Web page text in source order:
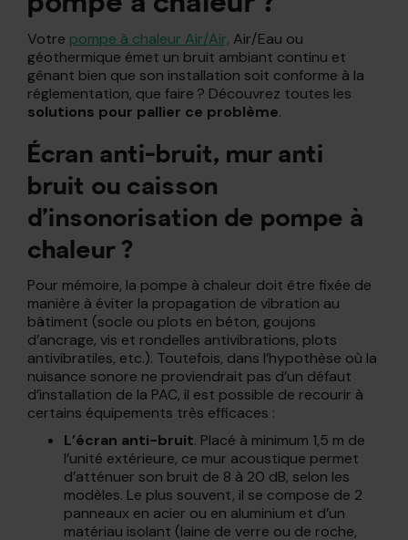
Votre pompe à chaleur Air/Air, Air/Eau ou
géothermique émet un bruit ambiant continu et
gênant bien que son installation soit conforme à la
réglementation, que faire ? Découvrez toutes les
solutions pour pallier ce problème.
Écran anti-bruit, mur anti
bruit ou caisson
d’insonorisation de pompe à
chaleur ?
Pour mémoire, la pompe à chaleur doit être fixée de
manière à éviter la propagation de vibration au
bâtiment (socle ou plots en béton, goujons
d’ancrage, vis et rondelles antivibrations, plots
antivibratiles, etc.). Toutefois, dans l’hypothèse où la
nuisance sonore ne proviendrait pas d’un défaut
d’installation de la PAC, il est possible de recourir à
certains équipements très efficaces :
L’écran anti-bruit. Placé à minimum 1,5 m de
l’unité extérieure, ce mur acoustique permet
d’atténuer son bruit de 8 à 20 dB, selon les
modèles. Le plus souvent, il se compose de 2
panneaux en acier ou en aluminium et d’un
matériau isolant (laine de verre ou de roche,